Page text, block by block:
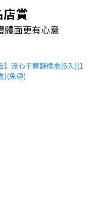
賞
體面更有心意